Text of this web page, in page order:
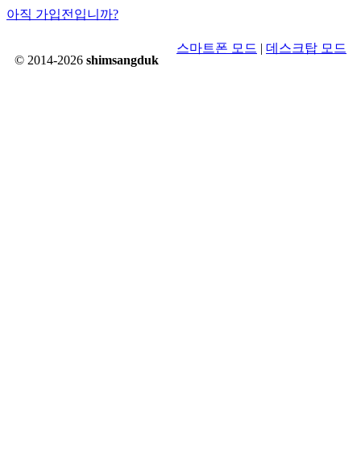
아직 가입전입니까?
© 2014-2026 shimsangduk
스마트폰 모드 | 데스크탑 모드